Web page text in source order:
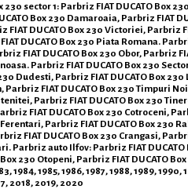
sector 1: Parbriz FIAT DUCATO Box
Box 230 Damaroaia, Parbriz FIAT
DUCATO Box 230 Victoriei, Parbriz
DUCATO Box 230 Piata Romana.
FIAT DUCATO Box 230 Obor, Parbriz
Parbriz FIAT DUCATO Box 230
Dudesti, Parbriz FIAT DUCATO Box
FIAT DUCATO Box 230 Timpuri
Parbriz FIAT DUCATO Box 230
FIAT DUCATO Box 230 Cotroceni,
Parbriz FIAT DUCATO Box 230
FIAT DUCATO Box 230 Crangasi,
Parbriz auto Ilfov: Parbriz FIAT
230 Otopeni, Parbriz FIAT DUCATO
1985, 1986, 1987, 1988, 1989, 1990,
2018, 2019, 2020